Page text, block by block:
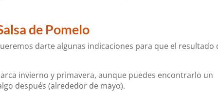
de Pomelo
darte algunas indicaciones para que el resultado
invierno y primavera, aunque puedes encontrarlo un
después (alrededor de mayo).